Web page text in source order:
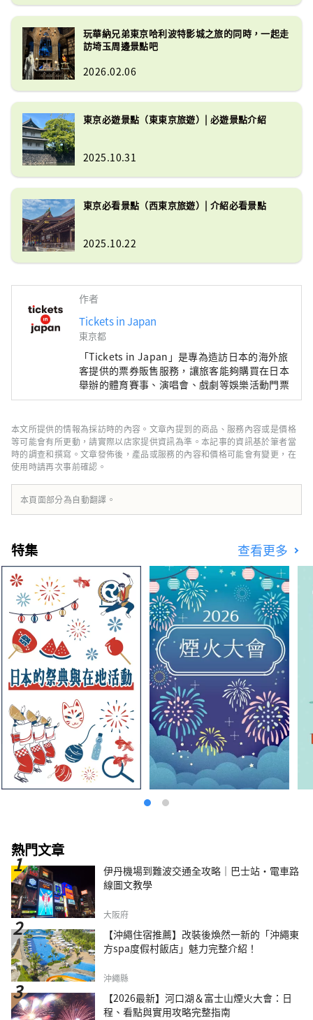
玩華納兄弟東京哈利波特影城之旅的同時，一起走
訪埼玉周邊景點吧
2026.02.06
東京必遊景點（東東京旅遊）| 必遊景點介紹
2025.10.31
東京必看景點（西東京旅遊）| 介紹必看景點
2025.10.22
作者
Tickets in Japan
東京都
「Tickets in Japan」是專為造訪日本的海外旅
客提供的票券販售服務，讓旅客能夠購買在日本
舉辦的體育賽事、演唱會、戲劇等娛樂活動門票
本文所提供的情報為採訪時的內容。文章內提到的商品、服務內容或是價格
等可能會有所更動，請實際以店家提供資訊為準。本記事的資訊基於筆者當
時的調查和撰寫。文章發佈後，產品或服務的內容和價格可能會有變更，在
使用時請再次事前確認。
本頁面部分為自動翻譯。
特集 查看更多
熱門文章
伊丹機場到難波交通全攻略｜巴士站・電車路
線圖文教學
大阪府
【沖繩住宿推薦】改裝後煥然一新的「沖繩東
方spa度假村飯店」魅力完整介紹！
沖繩縣
【2026最新】河口湖＆富士山煙火大會：日
程、看點與實用攻略完整指南